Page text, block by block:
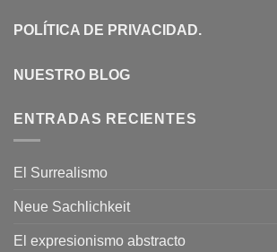
POLÍTICA DE PRIVACIDAD.
NUESTRO BLOG
ENTRADAS RECIENTES
El Surrealismo
Neue Sachlichkeit
El expresionismo abstracto